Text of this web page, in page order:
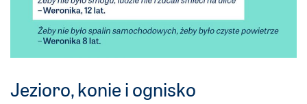
Jezioro, konie i ognisko